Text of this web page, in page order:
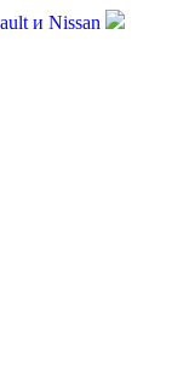
и Nissan